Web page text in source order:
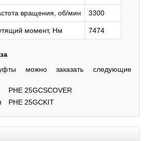
вращения, об/мин 3300
момент, Нм 7474
можно заказать следующие
PHE 25GCSCOVER
PHE 25GCKIT